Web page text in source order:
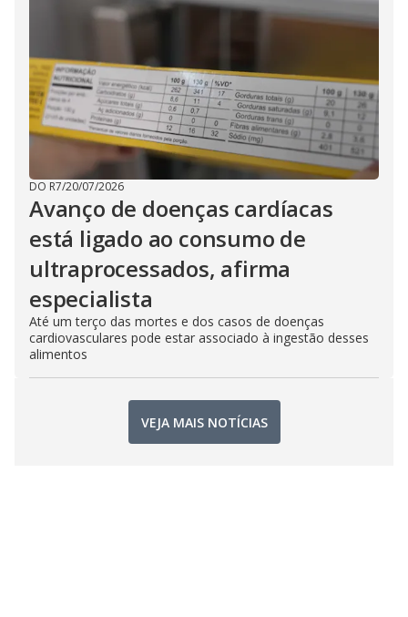
DO R7/20/07/2026
Avanço de doenças cardíacas
está ligado ao consumo de
ultraprocessados, afirma
especialista
Até um terço das mortes e dos casos de doenças
cardiovasculares pode estar associado à ingestão desses
alimentos
VEJA MAIS NOTÍCIAS